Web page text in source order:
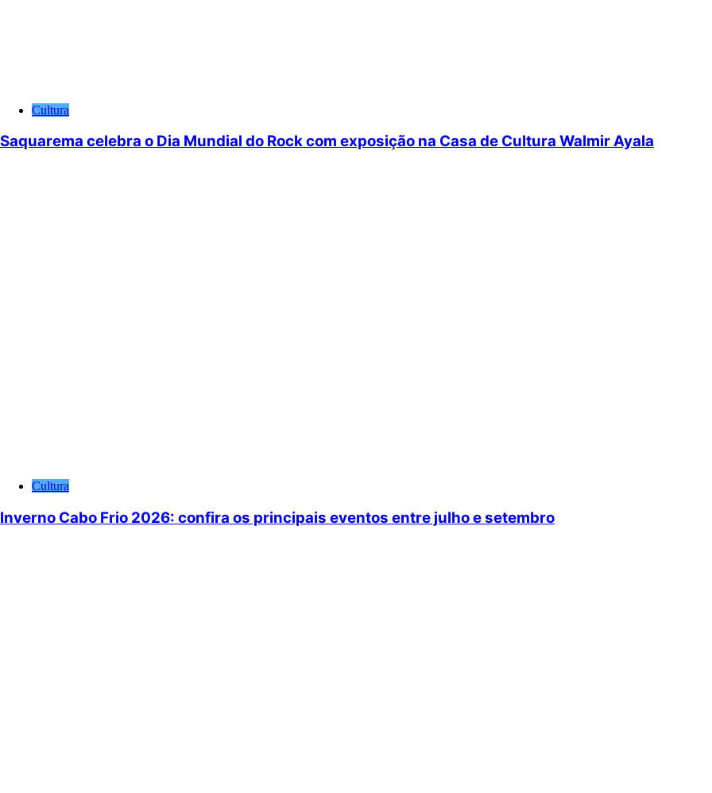
Cultura
Saquarema celebra o Dia Mundial do Rock com exposição na Casa de Cultura Walmir Ayala
Cultura
Inverno Cabo Frio 2026: confira os principais eventos entre julho e setembro